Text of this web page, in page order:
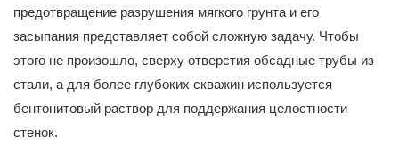
предотвращение разрушения мягкого грунта и его
засыпания представляет собой сложную задачу. Чтобы
этого не произошло, сверху отверстия обсадные трубы из
стали, а для более глубоких скважин используется
бентонитовый раствор для поддержания целостности
стенок.